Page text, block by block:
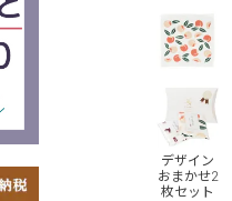
デザイン
おまかせ2
枚セット